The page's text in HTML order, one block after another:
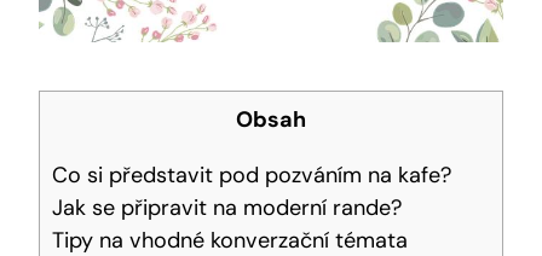
Obsah
Co si představit pod pozváním na kafe?
Jak se připravit na moderní rande?
Tipy na vhodné konverzační témata